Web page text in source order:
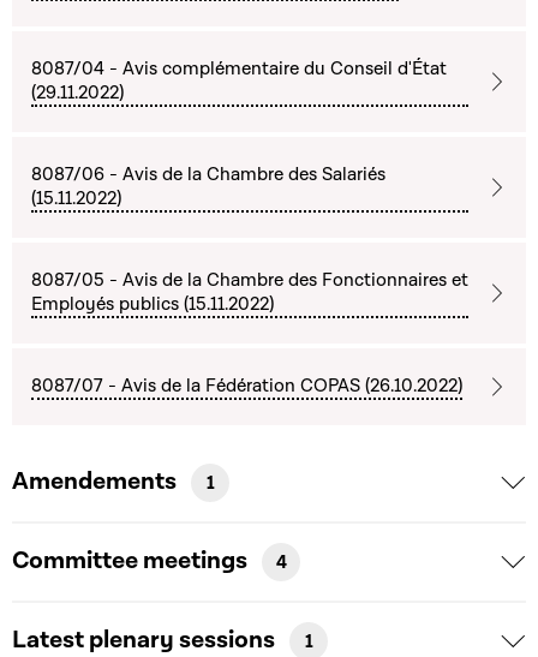
8087/04 - Avis complémentaire du Conseil d'État
(29.11.2022)
8087/06 - Avis de la Chambre des Salariés
(15.11.2022)
8087/05 - Avis de la Chambre des Fonctionnaires et
Employés publics (15.11.2022)
8087/07 - Avis de la Fédération COPAS (26.10.2022)
Amendements 1
Committee meetings 4
Latest plenary sessions 1